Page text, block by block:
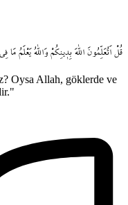
قُلْ اَتُعَلِّمُونَ اللّٰهَ بِد۪ينِكُمْ وَاللّٰهُ يَعْلَمُ مَا فِي
Oysa Allah, göklerde ve